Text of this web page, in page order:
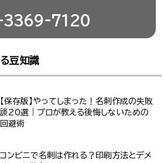
3369-7120
豆知識
【保存版】やってしまった！名刺作成の失敗
談20選｜プロが教える後悔しないための
回避術
コンビニで名刺は作れる？印刷方法とデメ